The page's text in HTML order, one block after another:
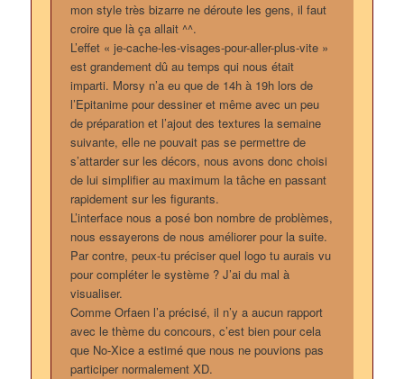
mon style très bizarre ne déroute les gens, il faut
croire que là ça allait ^^.
L’effet « je-cache-les-visages-pour-aller-plus-vite »
est grandement dû au temps qui nous était
imparti. Morsy n’a eu que de 14h à 19h lors de
l’Epitanime pour dessiner et même avec un peu
de préparation et l’ajout des textures la semaine
suivante, elle ne pouvait pas se permettre de
s’attarder sur les décors, nous avons donc choisi
de lui simplifier au maximum la tâche en passant
rapidement sur les figurants.
L’interface nous a posé bon nombre de problèmes,
nous essayerons de nous améliorer pour la suite.
Par contre, peux-tu préciser quel logo tu aurais vu
pour compléter le système ? J’ai du mal à
visualiser.
Comme Orfaen l’a précisé, il n’y a aucun rapport
avec le thème du concours, c’est bien pour cela
que No-Xice a estimé que nous ne pouvions pas
participer normalement XD.